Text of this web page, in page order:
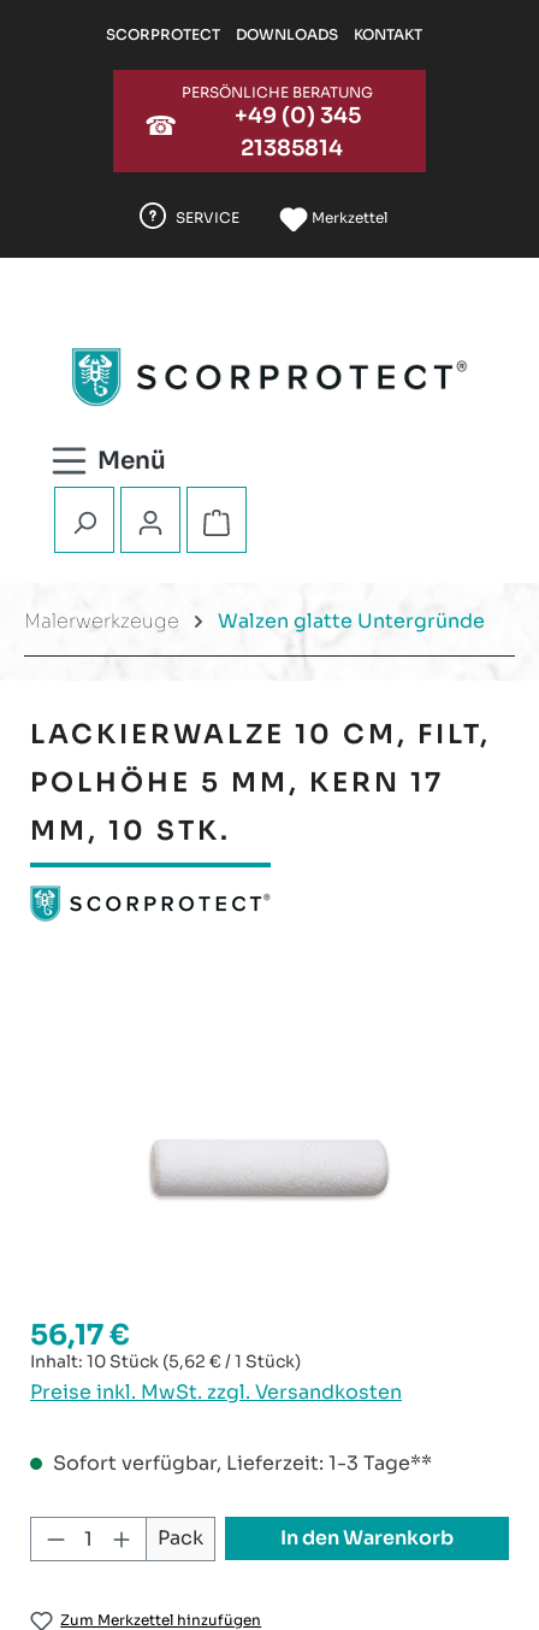
Zum Hauptinhalt springen
SCORPROTECT DOWNLOADS KONTAKT
☎
PERSÖNLICHE BERATUNG
+49 (0) 345
21385814
SERVICE Merkzettel
Warenkorb enthält 0
Malerwerkzeuge Walzen glatte Untergründe
LACKIERWALZE 10 CM, FILT,
POLHÖHE 5 MM, KERN 17
MM, 10 STK.
Regulärer Preis:
56,17 €
Inhalt: 10 Stück (5,62 € / 1 Stück)
Preise inkl. MwSt. zzgl. Versandkosten
Sofort verfügbar, Lieferzeit: 1-3 Tage**
Produkt Anzahl: Gib den
Pack In den Warenkorb
Zum Merkzettel hinzufügen